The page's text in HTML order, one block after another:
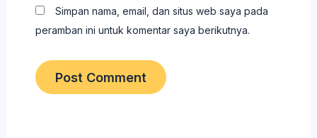
Simpan nama, email, dan situs web saya pada
peramban ini untuk komentar saya berikutnya.